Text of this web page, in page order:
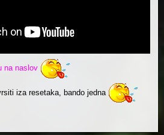
na naslov
iza resetaka, bando jedna